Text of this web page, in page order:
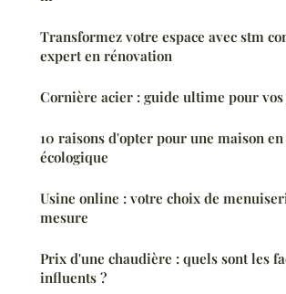
Transformez votre espace avec stm
expert en rénovation
Cornière acier : guide ultime pour
10 raisons d'opter pour une maison
écologique
Usine online : votre choix de
mesure
Prix d'une chaudière : quels sont les
influents ?